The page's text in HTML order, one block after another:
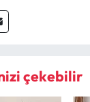
çekebilir